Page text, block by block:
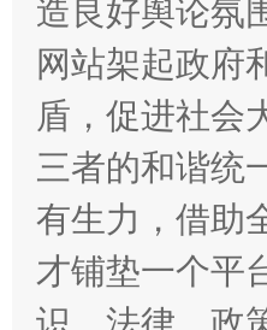
造良好舆论氛
网站架起政府
盾，促进社会
三者的和谐统
有生力，借助
才铺垫一个平